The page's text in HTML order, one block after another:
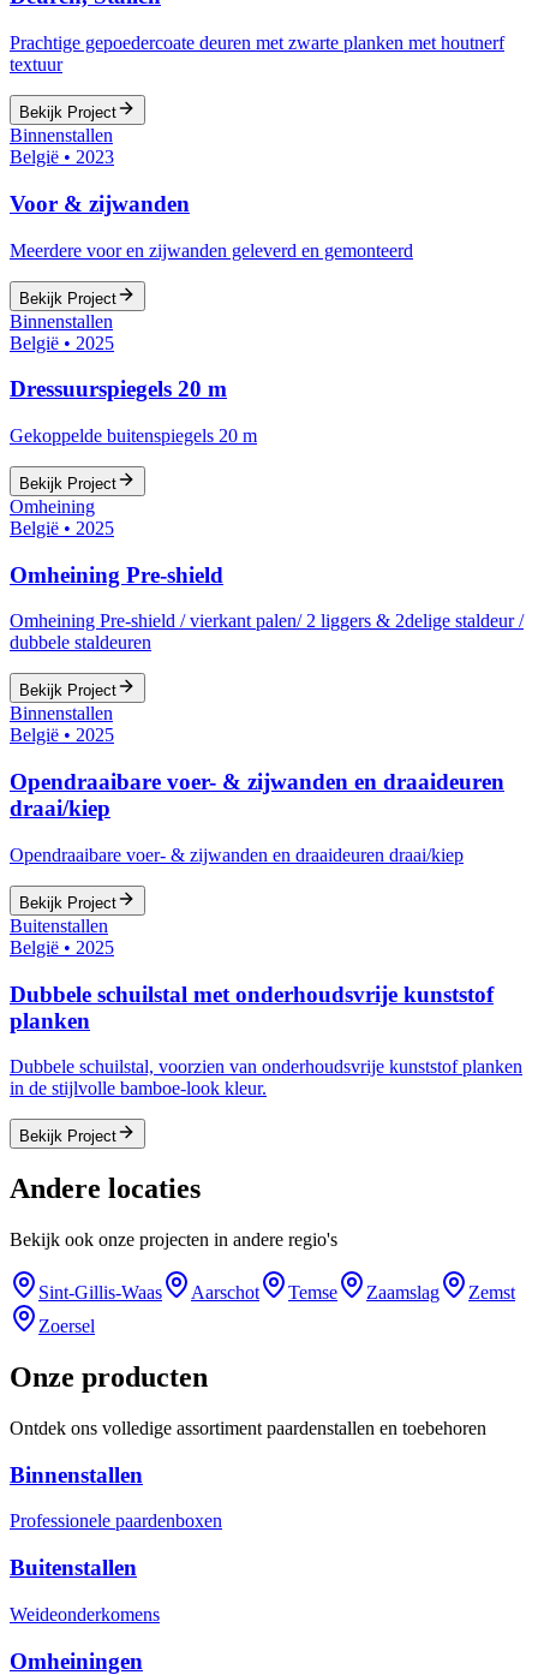
Prachtige gepoedercoate deuren met zwarte planken met houtnerf
textuur
Bekijk Project
Binnenstallen
België • 2023
Voor & zijwanden
Meerdere voor en zijwanden geleverd en gemonteerd
Bekijk Project
Binnenstallen
België • 2025
Dressuurspiegels 20 m
Gekoppelde buitenspiegels 20 m
Bekijk Project
Omheining
België • 2025
Omheining Pre-shield
Omheining Pre-shield / vierkant palen/ 2 liggers & 2delige staldeur /
dubbele staldeuren
Bekijk Project
Binnenstallen
België • 2025
Opendraaibare voer- & zijwanden en draaideuren
draai/kiep
Opendraaibare voer- & zijwanden en draaideuren draai/kiep
Bekijk Project
Buitenstallen
België • 2025
Dubbele schuilstal met onderhoudsvrije kunststof
planken
Dubbele schuilstal, voorzien van onderhoudsvrije kunststof planken
in de stijlvolle bamboe-look kleur.
Bekijk Project
Andere locaties
Bekijk ook onze projecten in andere regio's
Sint-Gillis-Waas Aarschot Temse Zaamslag
Zemst
Zoersel
Onze producten
Ontdek ons volledige assortiment paardenstallen en toebehoren
Binnenstallen
Professionele paardenboxen
Buitenstallen
Weideonderkomens
Omheiningen